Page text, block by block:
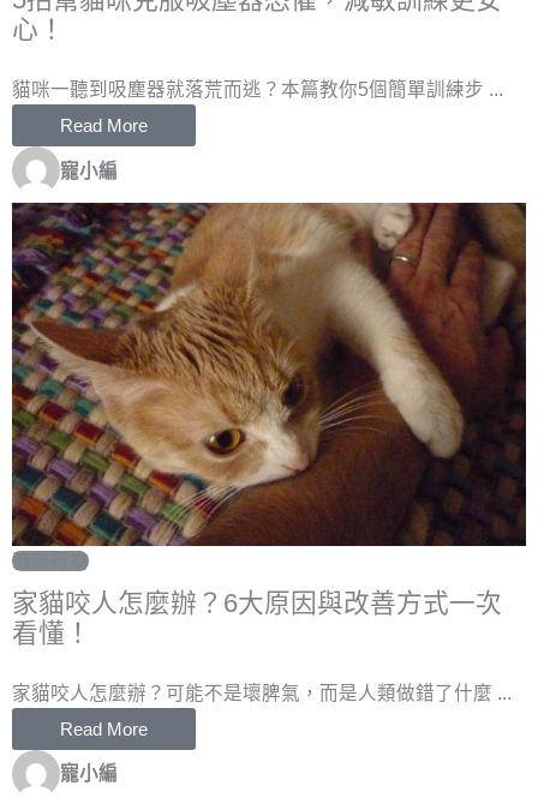
心！
貓咪一聽到吸塵器就落荒而逃？本篇教你5個簡單訓練步 ...
Read More
寵小編
貓咪行為
家貓咬人怎麼辦？6大原因與改善方式一次
看懂！
家貓咬人怎麼辦？可能不是壞脾氣，而是人類做錯了什麼 ...
Read More
寵小編